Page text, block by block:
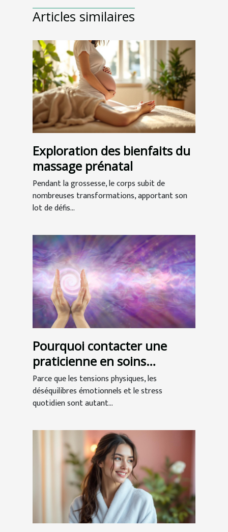
Articles similaires
Exploration des bienfaits du
massage prénatal
Pendant la grossesse, le corps subit de
nombreuses transformations, apportant son
lot de défis...
Pourquoi contacter une
praticienne en soins
énergétiques ?
Parce que les tensions physiques, les
déséquilibres émotionnels et le stress
quotidien sont autant...